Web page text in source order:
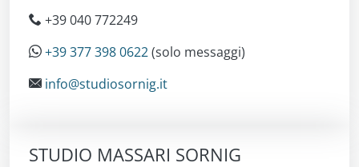
+39 040 772249
+39 377 398 0622(solo messaggi)
info@studiosornig.it
STUDIO MASSARI SORNIG